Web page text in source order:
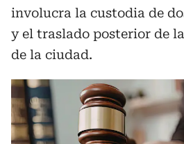
involucra la custodia de
y el traslado posterior de
de la ciudad.